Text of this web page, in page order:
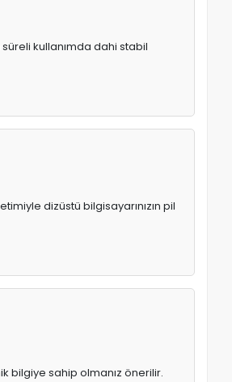
süreli kullanımda dahi stabil
dizüstü bilgisayarınızın pil
bilgiye sahip olmanız önerilir.